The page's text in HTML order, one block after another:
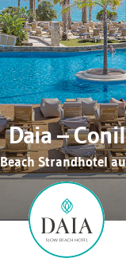
Daia – Conil
Strandhotel